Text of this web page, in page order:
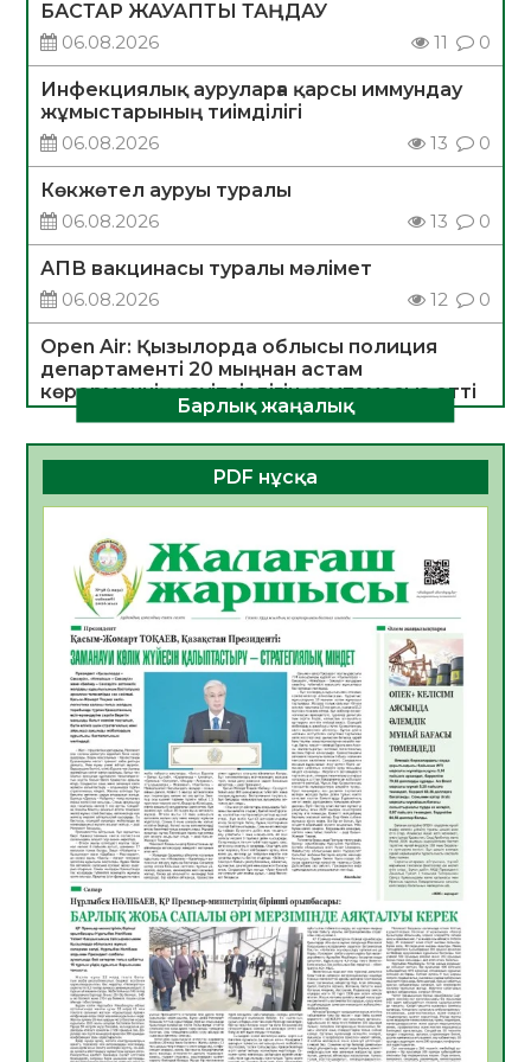
БАСТАР ЖАУАПТЫ ТАҢДАУ
06.08.2026
11 0
Инфекциялық ауруларға қарсы иммундау
жұмыстарының тиімділігі
06.08.2026
13 0
Көкжөтел ауруы туралы
06.08.2026
13 0
АПВ вакцинасы туралы мәлімет
06.08.2026
12 0
Open Air: Қызылорда облысы полиция
департаменті 20 мыңнан астам
көрерменнің қауіпсіздігін қамтамасыз етті
06.08.2026
14
ҚЫЗЫЛОРДАДА «САНАЛЫ ҰРПАҚ –
ЖАРҚЫН БОЛАШАҚ» АТТЫ КЕҢЕЙТІЛГЕН
МӘЖІЛІС ӨТТІ
05.08.2026
Қазақстан Орталық Азиядағы көшуге ең
қолайлы ел атанды
05.08.2026
29
Өрт қауіпсіздігі талаптарын сақтау – әр
азаматтың міндеті
05.08.2026
29
Руслан Рүстемұлы облыс әкімінің
кеңесшісі болып тағайындалды
05.08.2026
25
Цифрландыру саласын дамыту аясында
салынатын жаңа орталықтың жобасы
талқыланды
05.08.2026
24
Алғашқы цифрлық жасанды интеллект
құралдарының таныстырылымы өтті
Барлық жаңалық
PDF нұсқа